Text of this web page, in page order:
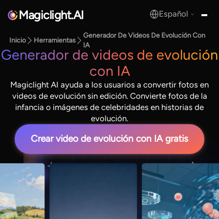
Magiclight.AI Español
Inicio Herramientas
Generador De Videos De Evolución Con
IA
Generador de videos de evolución
con IA
Magiclight AI ayuda a los usuarios a convertir fotos en
videos de evolución sin edición. Convierte fotos de la
infancia o imágenes de celebridades en historias de
evolución.
Crear video de evolución con IA gratis